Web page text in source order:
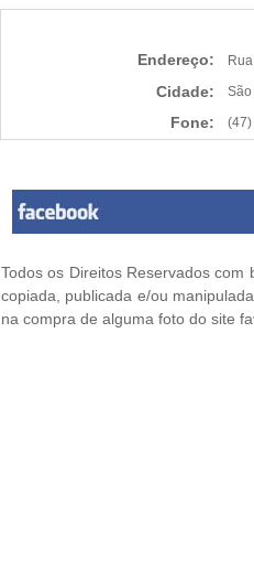
Endereço:
Cidade: São
Fone:
Todos os Direitos Reservados com
copiada, publicada e/ou
na compra de alguma foto do site